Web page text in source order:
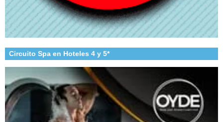
Circuito Spa en Hoteles 4 y 5*